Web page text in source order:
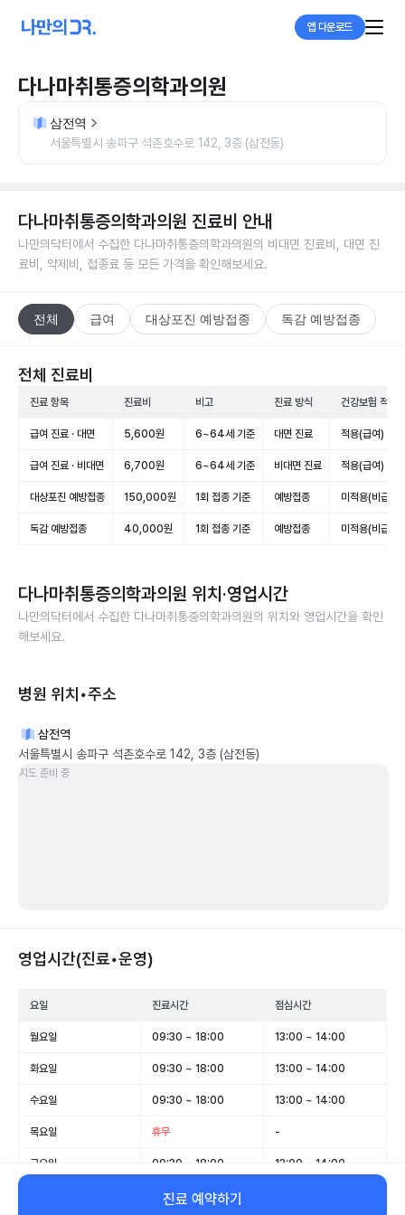
앱 다운로드
다나마취통증의학과의원
삼전역
서울특별시 송파구 석촌호수로 142, 3층 (삼전동)
다나마취통증의학과의원 진료비 안내
나만의닥터에서 수집한 다나마취통증의학과의원의 비대면 진료비, 대면 진
료비, 약제비, 접종료 등 모든 가격을 확인해보세요.
전체 급여 대상포진 예방접종 독감 예방접종
전체 진료비
진료 항목 진료비 비고 진료 방식 건강보험 적용
급여 진료 · 대면 5,600원 6~64세 기준 대면 진료 적용(급여)
급여 진료 · 비대면 6,700원 6~64세 기준 비대면 진료 적용(급여)
대상포진 예방접종 150,000원 1회 접종 기준 예방접종 미적용(비급여)
독감 예방접종 40,000원 1회 접종 기준 예방접종 미적용(비급여)
다나마취통증의학과의원 위치·영업시간
나만의닥터에서 수집한 다나마취통증의학과의원의 위치와 영업시간을 확인
해보세요.
병원 위치•주소
삼전역
서울특별시 송파구 석촌호수로 142, 3층 (삼전동)
지도 준비 중
영업시간(진료•운영)
요일 진료시간 점심시간
월요일 09:30 ~ 18:00 13:00 ~ 14:00
화요일 09:30 ~ 18:00 13:00 ~ 14:00
수요일 09:30 ~ 18:00 13:00 ~ 14:00
목요일 휴무 -
금요일 09:30 ~ 18:00 13:00 ~ 14:00
09:30 ~ 12:00
진료 예약하기